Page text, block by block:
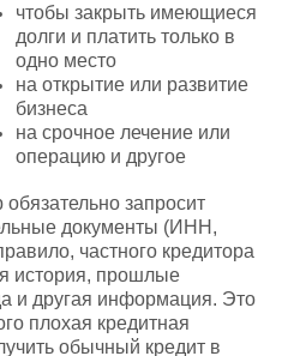
чтобы закрыть имеющиеся
долги и платить только в
одно место
на открытие или развитие
бизнеса
на срочное лечение или
операцию и другое
запросит
документы (ИНН,
частного кредитора
история, прошлые
и другая информация. Это
плохая кредитная
обычный кредит в